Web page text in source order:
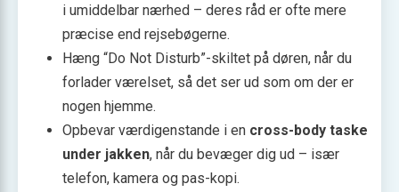
i umiddelbar nærhed – deres råd er ofte mere
præcise end rejsebøgerne.
Hæng “Do Not Disturb”-skiltet på døren, når du
forlader værelset, så det ser ud som om der er
nogen hjemme.
Opbevar værdigenstande i en cross-body taske
under jakken, når du bevæger dig ud – især
telefon, kamera og pas-kopi.